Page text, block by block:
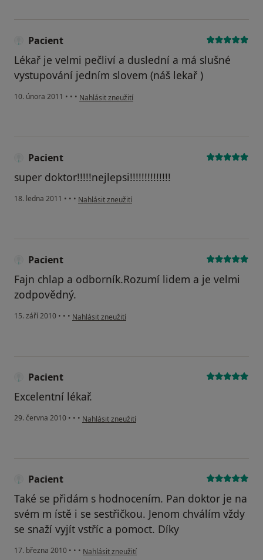
Pacient
Lékař je velmi pečliví a duslední a má slušné
vystupování jedním slovem (náš lekař )
10. února 2011 • • • podle názoru uživatele Pacient
Nahlásit zneužití
Pacient
super doktor!!!!!nejlepsi!!!!!!!!!!!!!!
18. ledna 2011 • • • podle názoru uživatele Pacient
Nahlásit zneužití
Pacient
Fajn chlap a odborník.Rozumí lidem a je velmi
zodpovědný.
15. září 2010 • • • podle názoru uživatele Pacient
Nahlásit zneužití
Pacient
Excelentní lékař.
29. června 2010 • • • podle názoru uživatele Pacient
Nahlásit zneužití
Pacient
Také se přidám s hodnocením. Pan doktor je na
svém m ístě i se sestřičkou. Jenom chválím vždy
se snaží vyjít vstříc a pomoct. Díky
17. března 2010 • • • podle názoru uživatele Pacient
Nahlásit zneužití